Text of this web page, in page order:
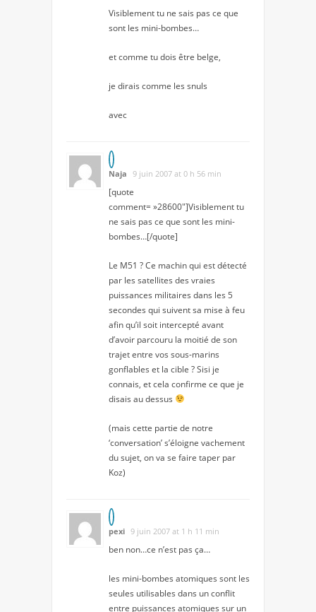
Visiblement tu ne sais pas ce que
sont les mini-bombes…
et comme tu dois être belge,
je dirais comme les snuls
avec
Naja 9 juin 2007 at 0 h 56 min
[quote
comment= »28600″]Visiblement tu
ne sais pas ce que sont les mini-
bombes…[/quote]
Le M51 ? Ce machin qui est détecté
par les satellites des vraies
puissances militaires dans les 5
secondes qui suivent sa mise à feu
afin qu’il soit intercepté avant
d’avoir parcouru la moitié de son
trajet entre vos sous-marins
gonflables et la cible ? Sisi je
connais, et cela confirme ce que je
disais au dessus
(mais cette partie de notre
‘conversation’ s’éloigne vachement
du sujet, on va se faire taper par
Koz)
pexi 9 juin 2007 at 1 h 11 min
ben non…ce n’est pas ça…
les mini-bombes atomiques sont les
seules utilisables dans un conflit
entre puissances atomiques sur un